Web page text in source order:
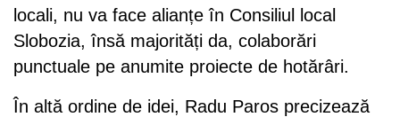
locali, nu va face alianțe în Consiliul local
Slobozia, însă majorități da, colaborări
punctuale pe anumite proiecte de hotărâri.
În altă ordine de idei, Radu Paros precizează